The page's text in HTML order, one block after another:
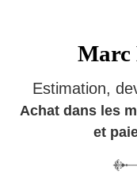
Marc
Estimation,
Achat dans les
et